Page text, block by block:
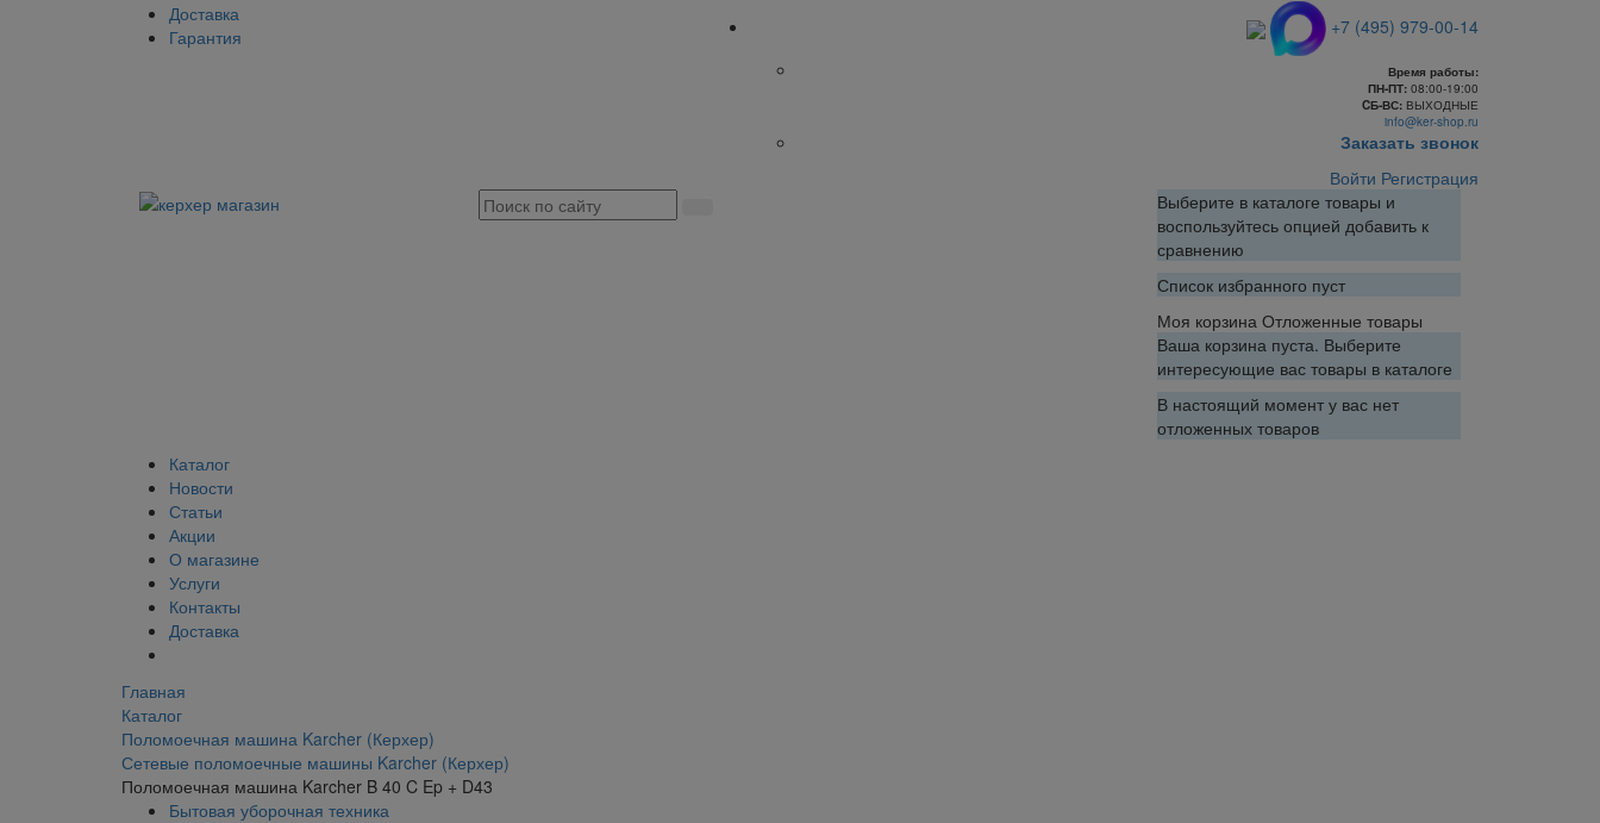
Доставка
Гарантия
+7 (495) 979-00-14
Время работы:
ПН-ПТ: 08:00-19:00
CБ-ВС: ВЫХОДНЫЕ
info@ker-shop.ru
Заказать звонок
Войти Регистрация
Выберите в каталоге товары и
воспользуйтесь опцией добавить к
сравнению
Список избранного пуст
Моя корзина Отложенные товары
Ваша корзина пуста. Выберите
интересующие вас товары в каталоге
В настоящий момент у вас нет
отложенных товаров
Каталог
Новости
Статьи
Акции
О магазине
Услуги
Контакты
Доставка
Главная
Каталог
Поломоечная машина Karcher (Керхер)
Сетевые поломоечные машины Karcher (Керхер)
Поломоечная машина Karcher B 40 C Ep + D43
Бытовая уборочная техника